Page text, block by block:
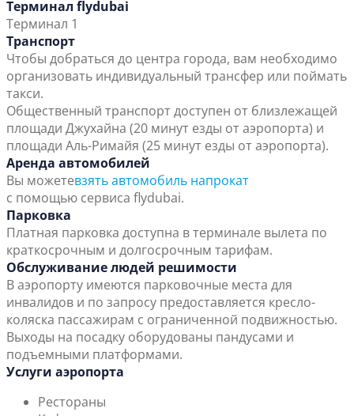
Терминал flydubai
Терминал 1
Транспорт
Чтобы добраться до центра города, вам необходимо
организовать индивидуальный трансфер или поймать
такси.
Общественный транспорт доступен от близлежащей
площади Джухайна (20 минут езды от аэропорта) и
площади Аль-Римайя (25 минут езды от аэропорта).
Аренда автомобилей
Вы можетевзять автомобиль напрокат
с помощью сервиса flydubai.
Парковка
Платная парковка доступна в терминале вылета по
краткосрочным и долгосрочным тарифам.
Обслуживание людей решимости
В аэропорту имеются парковочные места для
инвалидов и по запросу предоставляется кресло-
коляска пассажирам с ограниченной подвижностью.
Выходы на посадку оборудованы пандусами и
подъемными платформами.
Услуги аэропорта
Рестораны